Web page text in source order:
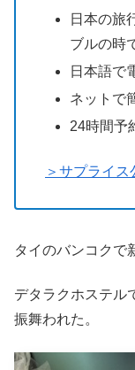
日本の旅
ブルの時
日本語で
ネットで
24時間予
＞サプライ
タイのバンコクで
デタラクホステル
振舞われた。